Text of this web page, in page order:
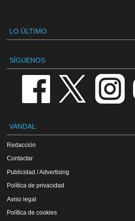
LO ÚLTIMO
SÍGUENOS
VANDAL
Redacción
Contactar
Publicidad / Advertising
Política de privacidad
Aviso legal
Política de cookies